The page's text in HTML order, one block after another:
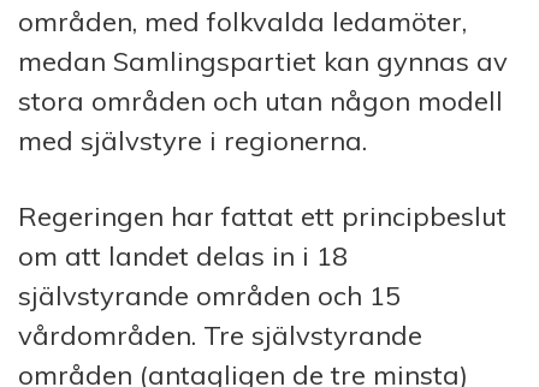
områden, med folkvalda ledamöter,
medan Samlingspartiet kan gynnas av
stora områden och utan någon modell
med självstyre i regionerna.
Regeringen har fattat ett principbeslut
om att landet delas in i 18
självstyrande områden och 15
vårdområden. Tre självstyrande
områden (antagligen de tre minsta)